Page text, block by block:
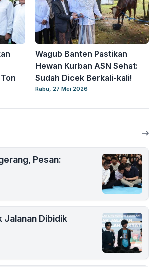
Wagub Banten Pastikan
Hewan Kurban ASN Sehat:
Sudah Dicek Berkali-kali!
Rabu, 27 Mei 2026
Pesan:
Jalanan Dibidik